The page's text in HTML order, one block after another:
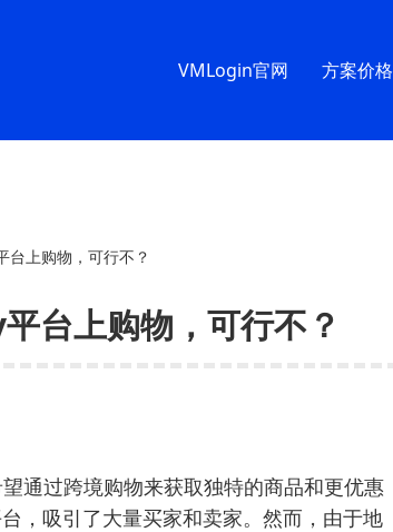
VMLogin官网 方案价格
台上购物，可行不？
台上购物，可行不？
通过跨境购物来获取独特的商品和更优惠
，吸引了大量买家和卖家。然而，由于地